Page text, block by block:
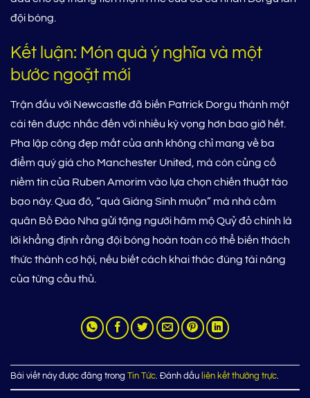
đội bóng.
Kết luận: Món quà ý nghĩa và một
bước ngoặt mới
Trận đấu với Newcastle đã biến Patrick Dorgu thành một
cái tên được nhắc đến với nhiều kỳ vọng hơn bao giờ hết.
Pha lập công đẹp mắt của anh không chỉ mang về ba
điểm quý giá cho Manchester United, mà còn củng cố
niềm tin của Ruben Amorim vào lựa chọn chiến thuật táo
bạo này. Qua đó, “quà Giáng Sinh muộn” mà nhà cầm
quân Bồ Đào Nha gửi tặng người hâm mộ Quỷ đỏ chính là
lời khẳng định rằng đội bóng hoàn toàn có thể biến thách
thức thành cơ hội, nếu biết cách khai thác đúng tài năng
của từng cầu thủ.
Bài viết này được đăng trong Tin Tức. Đánh dấu liên kết thường trực.